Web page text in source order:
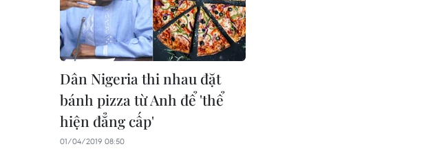
Dân Nigeria thi nhau đặt
bánh pizza từ Anh để 'thể
hiện đẳng cấp'
01/04/2019 08:50